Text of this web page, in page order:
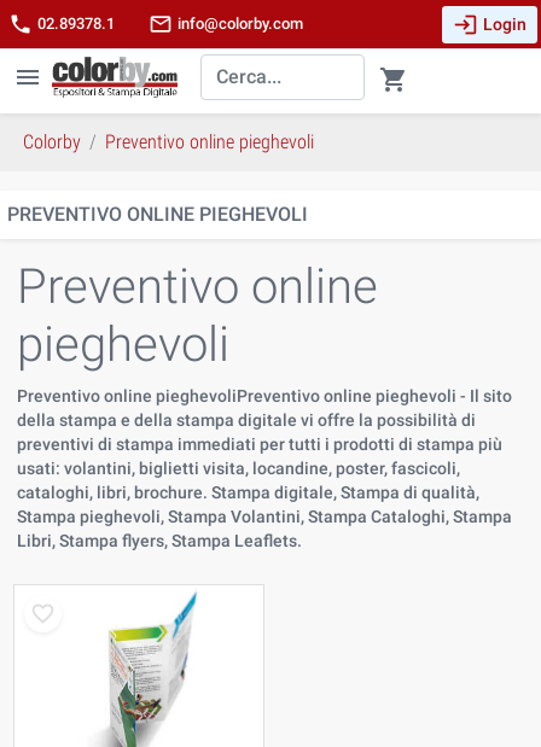
phone 02.89378.1 mail_outline info@colorby.com login Login
menu shopping_cart
Colorby Preventivo online pieghevoli
PREVENTIVO ONLINE PIEGHEVOLI
Preventivo online
pieghevoli
Preventivo online pieghevoliPreventivo online pieghevoli - Il sito
della stampa e della stampa digitale vi offre la possibilità di
preventivi di stampa immediati per tutti i prodotti di stampa più
usati: volantini, biglietti visita, locandine, poster, fascicoli,
cataloghi, libri, brochure. Stampa digitale, Stampa di qualità,
Stampa pieghevoli, Stampa Volantini, Stampa Cataloghi, Stampa
Libri, Stampa flyers, Stampa Leaflets.